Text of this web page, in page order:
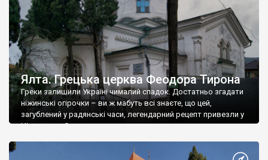
Ялта. Грецька церква Феодора Тирона
Греки залишили Україні чималий спадок. Достатньо згадати
ніжинські огірочки – ви ж мабуть всі знаєте, що цей,
загублений у радянські часи, легендарний рецепт привезли у
Ніжин греки?